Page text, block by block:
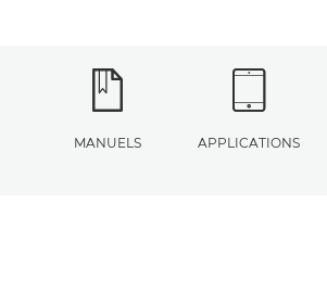
MANUELS APPLICATIONS